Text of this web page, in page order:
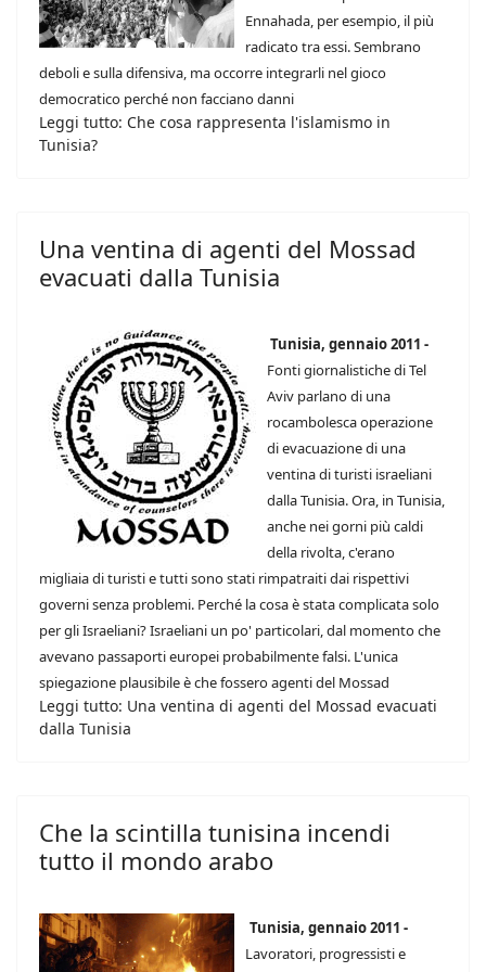
Ennahada, per esempio, il più
radicato tra essi. Sembrano
deboli e sulla difensiva, ma occorre integrarli nel gioco
democratico perché non facciano danni
Leggi tutto: Che cosa rappresenta l'islamismo in
Tunisia?
Una ventina di agenti del Mossad
evacuati dalla Tunisia
Tunisia, gennaio 2011 -
Fonti giornalistiche di Tel
Aviv parlano di una
rocambolesca operazione
di evacuazione di una
ventina di turisti israeliani
dalla Tunisia. Ora, in Tunisia,
anche nei gorni più caldi
della rivolta, c'erano
migliaia di turisti e tutti sono stati rimpatraiti dai rispettivi
governi senza problemi. Perché la cosa è stata complicata solo
per gli Israeliani? Israeliani un po' particolari, dal momento che
avevano passaporti europei probabilmente falsi. L'unica
spiegazione plausibile è che fossero agenti del Mossad
Leggi tutto: Una ventina di agenti del Mossad evacuati
dalla Tunisia
Che la scintilla tunisina incendi
tutto il mondo arabo
Tunisia, gennaio 2011 -
Lavoratori, progressisti e